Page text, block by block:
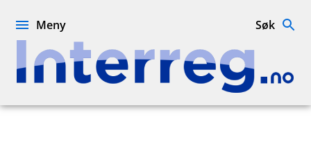
Interreg.no
Meny Søk